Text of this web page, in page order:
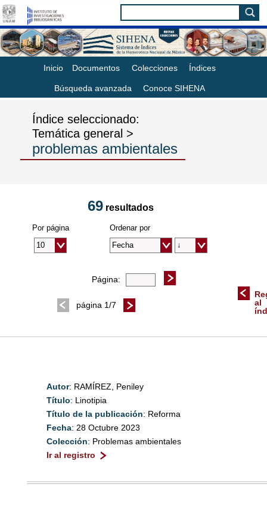
Inicio Documentos Colecciones Índices
Búsqueda avanzada Conoce SIHENA
Índice seleccionado:
Temática general >
problemas ambientales
69 resultados
Ordenar por
Por página
Página:
página 1/7
al
Autor: RAMÍREZ, Peniley
Título: Linotipia
Título de la publicación: Reforma
Fecha: 28 Octubre 2023
Colección: Problemas ambientales
Ir al registro